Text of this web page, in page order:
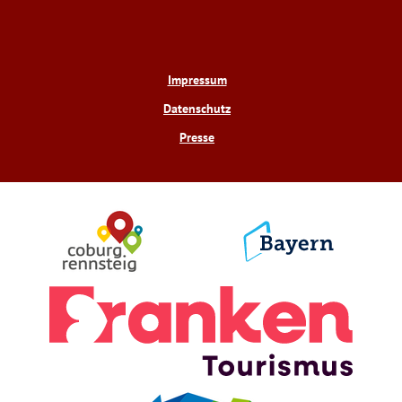
Impressum
Datenschutz
Presse